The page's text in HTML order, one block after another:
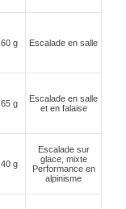
60 g Escalade en salle
65 g
Escalade en salle
et en falaise
40 g
Escalade sur
glace, mixte
Performance en
alpinisme